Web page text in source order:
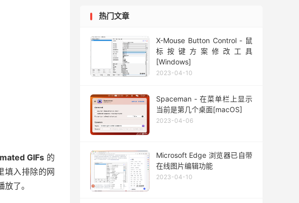
GIFs的
填入排除的网
了。
热门文章
X-Mouse Button Control - 鼠
标按键方案修改工具
[Windows]
2023-04-10
Spaceman - 在菜单栏上显示
当前是第几个桌面[macOS]
2023-04-06
Microsoft Edge 浏览器已自带
在线图片编辑功能
2023-04-10